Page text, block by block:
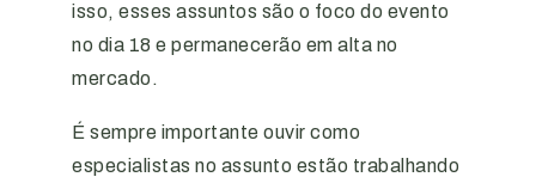
isso, esses assuntos são o foco do evento
no dia 18 e permanecerão em alta no
mercado.
É sempre importante ouvir como
especialistas no assunto estão trabalhando